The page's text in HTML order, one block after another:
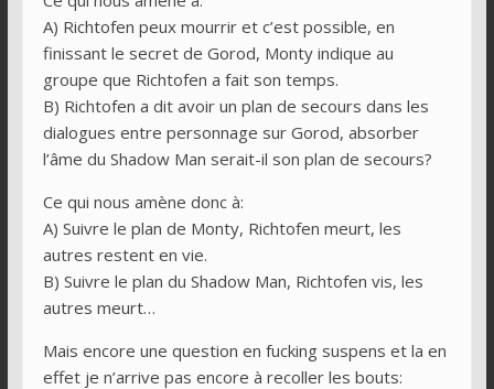
A) Richtofen peux mourrir et c’est possible, en
finissant le secret de Gorod, Monty indique au
groupe que Richtofen a fait son temps.
B) Richtofen a dit avoir un plan de secours dans les
dialogues entre personnage sur Gorod, absorber
l’âme du Shadow Man serait-il son plan de secours?
Ce qui nous amène donc à:
A) Suivre le plan de Monty, Richtofen meurt, les
autres restent en vie.
B) Suivre le plan du Shadow Man, Richtofen vis, les
autres meurt…
Mais encore une question en fucking suspens et la en
effet je n’arrive pas encore à recoller les bouts: